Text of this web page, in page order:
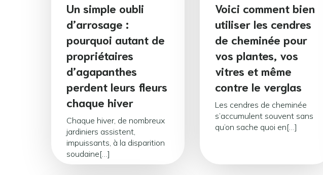
Un simple oubli
d’arrosage :
pourquoi autant de
propriétaires
d’agapanthes
perdent leurs fleurs
chaque hiver
Chaque hiver, de nombreux
jardiniers assistent,
impuissants, à la disparition
soudaine[…]
Voici comment bien
utiliser les cendres
de cheminée pour
vos plantes, vos
vitres et même
contre le verglas
Les cendres de cheminée
s’accumulent souvent sans
qu’on sache quoi en[…]